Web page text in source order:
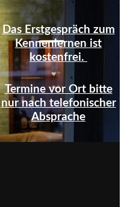
Das Erstgespräch zum
Kennenlernen ist
kostenfrei.
Termine vor Ort bitte
nur nach telefonischer
Absprache